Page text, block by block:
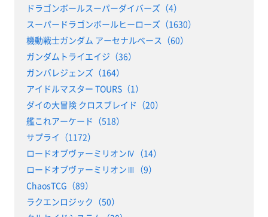
ドラゴンボールスーパーダイバーズ（4）
スーパードラゴンボールヒーローズ（1630）
機動戦士ガンダム アーセナルベース（60）
ガンダムトライエイジ（36）
ガンバレジェンズ（164）
アイドルマスター TOURS（1）
ダイの大冒険 クロスブレイド（20）
艦これアーケード（518）
サプライ（1172）
ロードオブヴァーミリオンⅣ（14）
ロードオブヴァーミリオンⅢ（9）
ChaosTCG（89）
ラクエンロジック（50）